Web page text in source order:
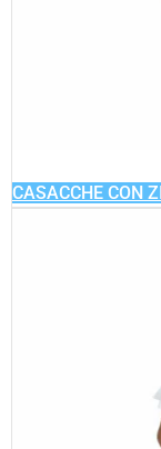
CASACCHE CON